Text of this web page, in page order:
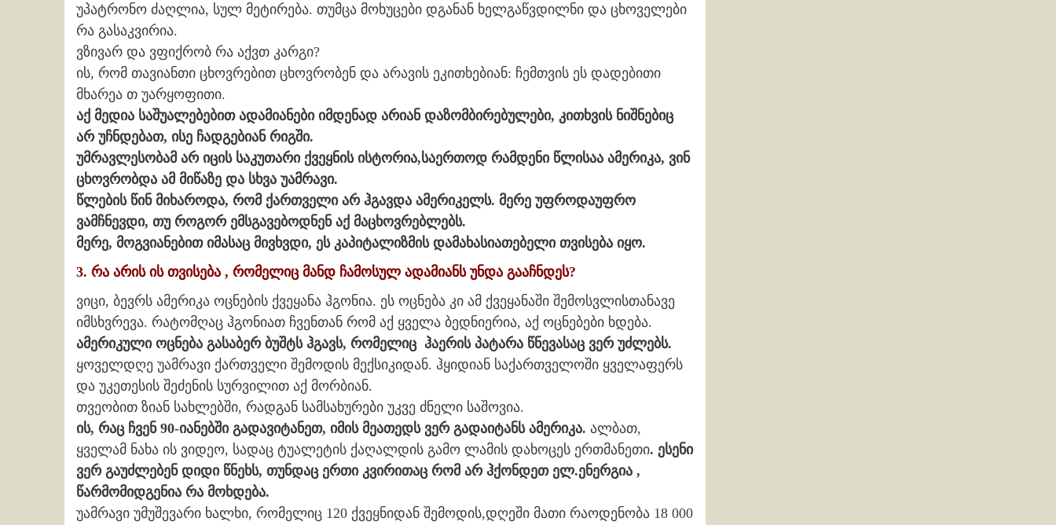
უპატრონო ძაღლია, სულ მეტირება. თუმცა მოხუცები დგანან ხელგაწვდილნი და ცხოველები
რა გასაკვირია.
ვზივარ და ვფიქრობ რა აქვთ კარგი?
ის, რომ თავიანთი ცხოვრებით ცხოვრობენ და არავის ეკითხებიან: ჩემთვის ეს დადებითი
მხარეა თ უარყოფითი.
აქ მედია საშუალებებით ადამიანები იმდენად არიან დაზომბირებულები, კითხვის ნიშნებიც
არ უჩნდებათ, ისე ჩადგებიან რიგში.
უმრავლესობამ არ იცის საკუთარი ქვეყნის ისტორია,საერთოდ რამდენი წლისაა ამერიკა, ვინ
ცხოვრობდა ამ მიწაზე და სხვა უამრავი.
წლების წინ მიხაროდა, რომ ქართველი არ ჰგავდა ამერიკელს. მერე უფროდაუფრო
ვამჩნევდი, თუ როგორ ემსგავებოდნენ აქ მაცხოვრებლებს.
მერე, მოგვიანებით იმასაც მივხვდი, ეს კაპიტალიზმის დამახასიათებელი თვისება იყო.
3. რა არის ის თვისება , რომელიც მანდ ჩამოსულ ადამიანს უნდა გააჩნდეს?
ვიცი, ბევრს ამერიკა ოცნების ქვეყანა ჰგონია. ეს ოცნება კი ამ ქვეყანაში შემოსვლისთანავე
იმსხვრევა. რატომღაც ჰგონიათ ჩვენთან რომ აქ ყველა ბედნიერია, აქ ოცნებები ხდება.
ამერიკული ოცნება გასაბერ ბუშტს ჰგავს, რომელიც ჰაერის პატარა წნევასაც ვერ უძლებს.
ყოველდღე უამრავი ქართველი შემოდის მექსიკიდან. ჰყიდიან საქართველოში ყველაფერს
და უკეთესის შეძენის სურვილით აქ მორბიან.
თვეობით ზიან სახლებში, რადგან სამსახურები უკვე ძნელი საშოვია.
ის, რაც ჩვენ 90-იანებში გადავიტანეთ, იმის მეათედს ვერ გადაიტანს ამერიკა. ალბათ,
ყველამ ნახა ის ვიდეო, სადაც ტუალეტის ქაღალდის გამო ლამის დახოცეს ერთმანეთი. ესენი
ვერ გაუძლებენ დიდი წნეხს, თუნდაც ერთი კვირითაც რომ არ ჰქონდეთ ელ.ენერგია ,
წარმომიდგენია რა მოხდება.
უამრავი უმუშევარი ხალხი, რომელიც 120 ქვეყნიდან შემოდის,დღეში მათი რაოდენობა 18 000